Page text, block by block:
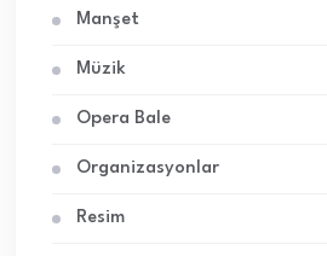
Manşet
Müzik
Opera Bale
Organizasyonlar
Resim